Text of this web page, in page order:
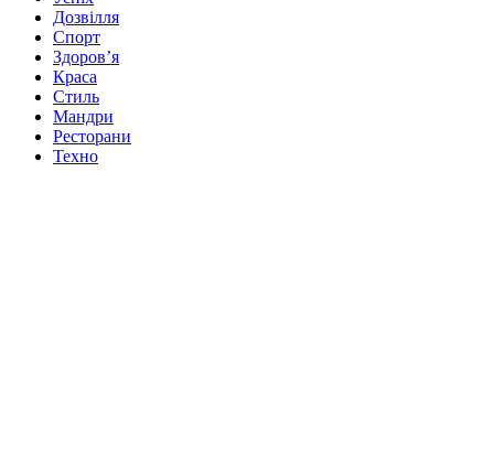
Дозвілля
Спорт
Здоров’я
Краса
Стиль
Мандри
Ресторани
Техно